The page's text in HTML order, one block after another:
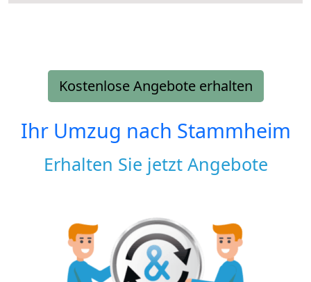
Kostenlose Angebote erhalten
Ihr Umzug nach Stammheim
Erhalten Sie jetzt Angebote